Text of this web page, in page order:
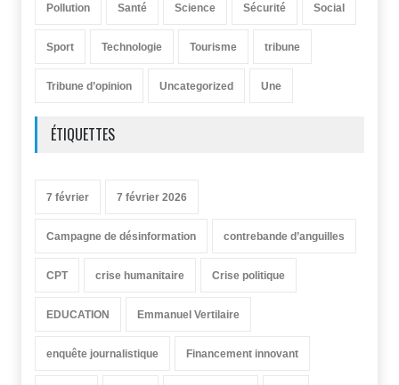
Pollution Santé Science Sécurité Social
Sport Technologie Tourisme tribune
Tribune d’opinion Uncategorized Une
ÉTIQUETTES
7 février 7 février 2026
Campagne de désinformation contrebande d’anguilles
CPT crise humanitaire Crise politique
EDUCATION Emmanuel Vertilaire
enquête journalistique Financement innovant